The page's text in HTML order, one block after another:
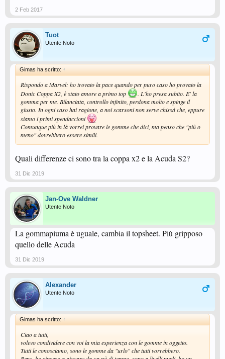
2 Feb 2017
Tuot
Utente Noto
Gimas ha scritto: ↑
Rispondo a Marvel: ho trovato la pace quando per puro caso ho provato la
Donic Coppa X2, è stato amore a primo top
. L'ho presa subito. E' la
gomma per me. Bilanciata, controllo infinito, perdona molto e spinge il
giusto. In ogni caso hai ragione, a noi scarsoni non serve chissà che, eppure
siamo i primi spendaccioni
Comunque più in là vorrei provare le gomme che dici, ma penso che "più o
meno" dovrebbero essere simili.
Quali differenze ci sono tra la coppa x2 e la Acuda S2?
31 Dic 2019
Jan-Ove Waldner
Utente Noto
La gommapiuma è uguale, cambia il topsheet. Più gripposo
quello delle Acuda
31 Dic 2019
Alexander
Utente Noto
Gimas ha scritto: ↑
Ciao a tutti,
volevo condividere con voi la mia esperienza con le gomme in oggetto.
Tutti le conosciamo, sono le gomme da "urlo" che tutti vorrebbero.